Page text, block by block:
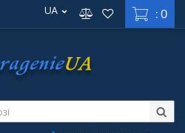
: 0
UA